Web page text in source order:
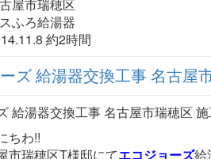
屋市瑞穂区
ふろ給湯器
約2時間
ズ 給湯器交換工事 名古屋
給湯器交換工事 名古屋市瑞穂区
ちわ!!
市瑞穂区T様邸にてエコジョーズ給